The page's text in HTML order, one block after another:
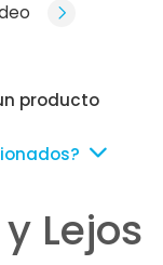
producto
Lejos